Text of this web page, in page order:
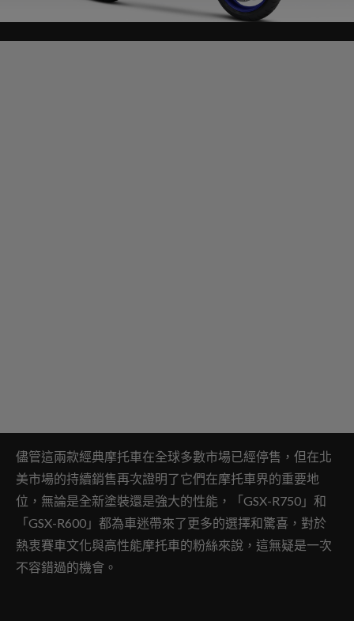
儘管這兩款經典摩托車在全球多數市場已經停售，但在北
美市場的持續銷售再次證明了它們在摩托車界的重要地
位，無論是全新塗裝還是強大的性能，「GSX-R750」和
「GSX-R600」都為車迷帶來了更多的選擇和驚喜，對於
熱衷賽車文化與高性能摩托車的粉絲來說，這無疑是一次
不容錯過的機會。